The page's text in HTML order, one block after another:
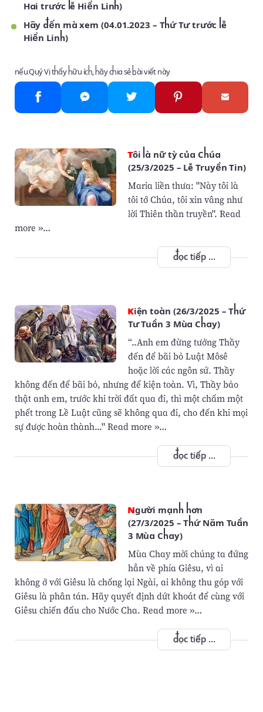
Hai trước lễ Hiển Linh)
Hãy đến mà xem (04.01.2023 – Thứ Tư trước lễ
Hiển Linh)
nếu Quý Vị thấy hữu ích, hãy chia sẻ bài viết này
Tôi là nữ tỳ của Chúa
(25/3/2025 – Lễ Truyền Tin)
Maria liền thưa: "Này tôi là
tôi tớ Chúa, tôi xin vâng như
lời Thiên thần truyền". Read
more »…
đọc tiếp ...
Kiện toàn (26/3/2025 – Thứ
Tư Tuần 3 Mùa Chay)
“..Anh em đừng tưởng Thầy
đến để bãi bỏ Luật Môsê
hoặc lời các ngôn sứ. Thầy
không đến để bãi bỏ, nhưng để kiện toàn. Vì, Thầy bảo
thật anh em, trước khi trời đất qua đi, thì một chấm một
phết trong Lề Luật cũng sẽ không qua đi, cho đến khi mọi
sự được hoàn thành..." Read more »…
đọc tiếp ...
Người mạnh hơn
(27/3/2025 – Thứ Năm Tuần
3 Mùa Chay)
Mùa Chay mời chúng ta đứng
hẳn về phía Giêsu, vì ai
không ở với Giêsu là chống lại Ngài, ai không thu góp với
Giêsu là phân tán. Hãy quyết định dứt khoát để cùng với
Giêsu chiến đấu cho Nước Cha. Read more »…
đọc tiếp ...